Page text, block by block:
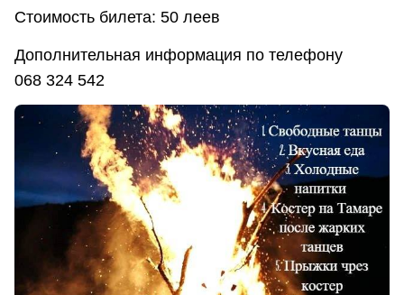
Стоимость билета: 50 леев
Дополнительная информация по телефону
068 324 542